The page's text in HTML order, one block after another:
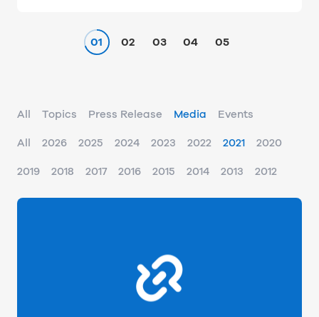
01 02 03 04 05
All Topics Press Release Media Events
All 2026 2025 2024 2023 2022 2021 2020
2019 2018 2017 2016 2015 2014 2013 2012